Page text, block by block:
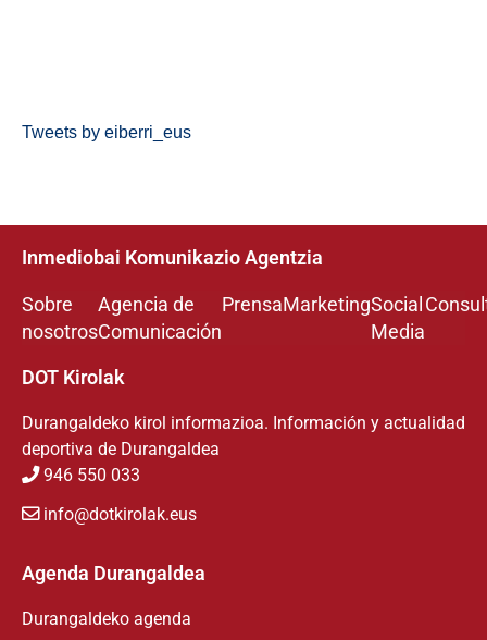
Tweets by eiberri_eus
Inmediobai Komunikazio Agentzia
Sobre
nosotros
Agencia de
Comunicación
PrensaMarketingSocial
Media
DOT Kirolak
Durangaldeko kirol informazioa. Información y actualidad
deportiva de Durangaldea
946 550 033
info@dotkirolak.eus
Agenda Durangaldea
Durangaldeko agenda